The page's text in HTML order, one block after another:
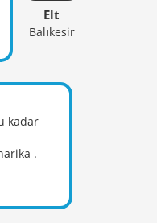
Elt
Balıkesir
kadar
.